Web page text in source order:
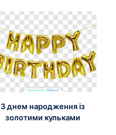
З днем народження із
золотими кульками